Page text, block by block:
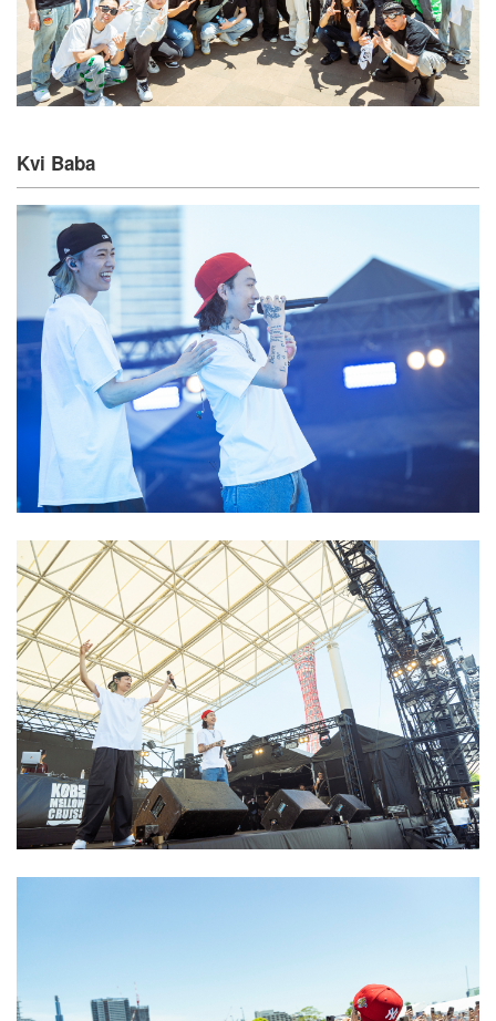
Kvi Baba